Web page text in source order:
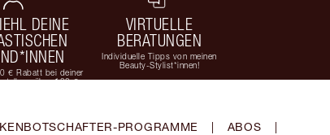
DEINE
€ Rabatt bei deiner
über 100 €
VIRTUELLE
BERATUNGEN
Individuelle Tipps von meinen
Beauty-Stylist*innen!
PROGRAMME | ABOS |